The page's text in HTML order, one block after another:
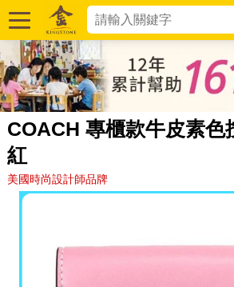
COACH 專櫃款牛皮素色
紅
美國時尚設計師品牌